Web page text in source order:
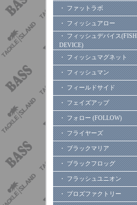
・ ファットラボ
・ フィッシュアロー
・ フィッシュデバイス(FISH
DEVICE)
・ フィッシュマグネット
・ フィッシュマン
・ フィールドサイド
・ フェイズアップ
・ フォロー (FOLLOW)
・ フライヤーズ
・ ブラックマリア
・ ブラックフロッグ
・ フラッシュユニオン
・ プロズファクトリー